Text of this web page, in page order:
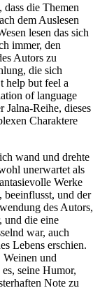
die Themen
dem Auslesen
lesen das sich
immer, den
Autors zu
die sich
help but feel a
of language
Jalna-Reihe, dieses
Charaktere
wand und drehte
unerwartet als
Werke
und der
des Autors,
und die eine
war, auch
Lebens erschien.
Weinen und
seine Humor,
Note zu